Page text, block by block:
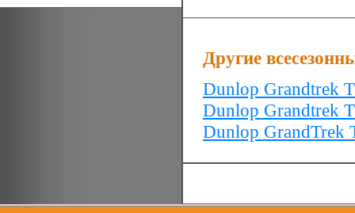
Другие
Dunlop Grandtrek
Dunlop Grandtrek
Dunlop GrandTrek